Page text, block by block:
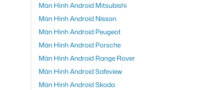
Màn Hình Android Mitsubishi
Màn Hình Android Nissan
Màn Hình Android Peugeot
Màn Hình Android Porsche
Màn Hình Android Range Rover
Màn Hình Android Safeview
Màn Hình Android Skoda